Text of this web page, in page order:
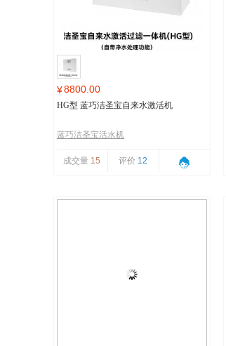
¥8800.00
HG型 蓝巧洁圣宝自来水激活机
蓝巧洁圣宝活水机
成交量 15 评价 12